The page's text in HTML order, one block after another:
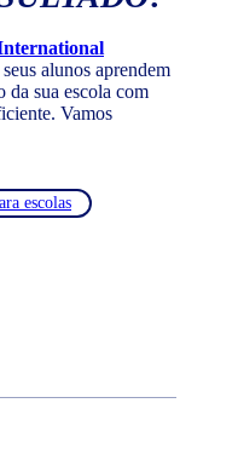
alunos aprendem
da sua escola com
Vamos
escolas